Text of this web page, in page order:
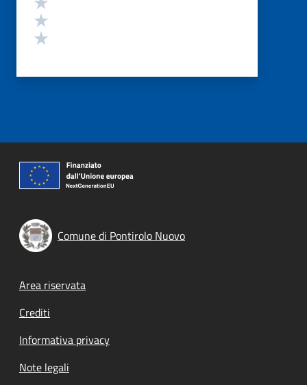
Comune di Pontirolo Nuovo
Footer menu
Area riservata
Crediti
Informativa privacy
Note legali